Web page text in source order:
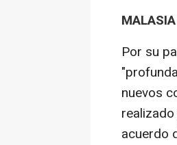
Por su
nuevos
acuerdo